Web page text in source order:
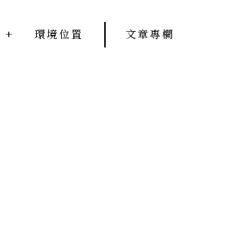
+ 環境位置 文章專欄